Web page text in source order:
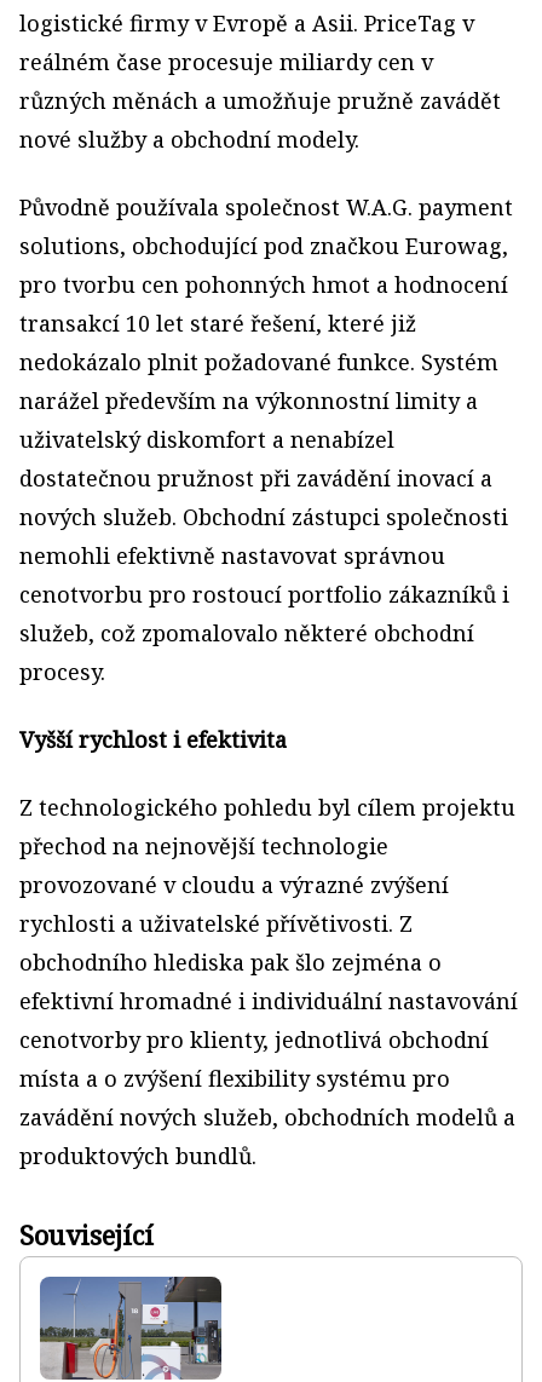
logistické firmy v Evropě a Asii. PriceTag v
reálném čase procesuje miliardy cen v
různých měnách a umožňuje pružně zavádět
nové služby a obchodní modely.
Původně používala společnost W.A.G. payment
solutions, obchodující pod značkou Eurowag,
pro tvorbu cen pohonných hmot a hodnocení
transakcí 10 let staré řešení, které již
nedokázalo plnit požadované funkce. Systém
narážel především na výkonnostní limity a
uživatelský diskomfort a nenabízel
dostatečnou pružnost při zavádění inovací a
nových služeb. Obchodní zástupci společnosti
nemohli efektivně nastavovat správnou
cenotvorbu pro rostoucí portfolio zákazníků i
služeb, což zpomalovalo některé obchodní
procesy.
Vyšší rychlost i efektivita
Z technologického pohledu byl cílem projektu
přechod na nejnovější technologie
provozované v cloudu a výrazné zvýšení
rychlosti a uživatelské přívětivosti. Z
obchodního hlediska pak šlo zejména o
efektivní hromadné i individuální nastavování
cenotvorby pro klienty, jednotlivá obchodní
místa a o zvýšení flexibility systému pro
zavádění nových služeb, obchodních modelů a
produktových bundlů.
Související